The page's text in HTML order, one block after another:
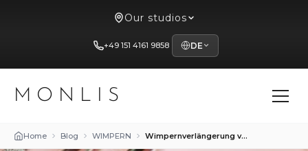
Our studios
+49 151 4161 9858 DE
MONLIS
Home Blog WIMPERN Wimpernverlängerung vs. Wimpernlaminierung im Studio Mon Lis